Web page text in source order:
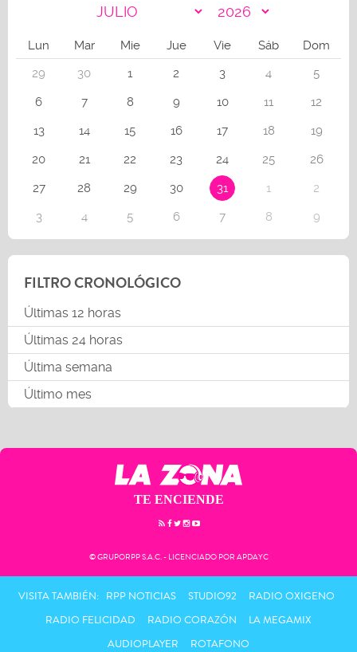
Lun Mar Mie Jue Vie Sáb
Dom
29
30 1 2 3 4
5
6
7 8 9 10 11
12
13
14 15 16 17 18
19
20
21 22 23 24 25
26
27
28 29 30 31 1
2
3
4 5 6 7 8 9
FILTRO CRONOLÓGICO
Últimas 12 horas
Últimas 24 horas
Última semana
Último mes
TE ENCIENDE
© GRUPORPP S.A.C. - LICENCIADO POR APDAYC
VISITA TAMBIÉN: RPP NOTICIAS STUDIO92
RADIO OXIGENO
RADIO FELICIDAD
RADIO CORAZÓN
LA MEGAMIX
AUDIOPLAYER
ROTAFONO